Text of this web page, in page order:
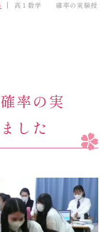
卒業生の方へ
アクセスマップ
個人情報保護方針
高１数学 確率の実験授
率の実
した